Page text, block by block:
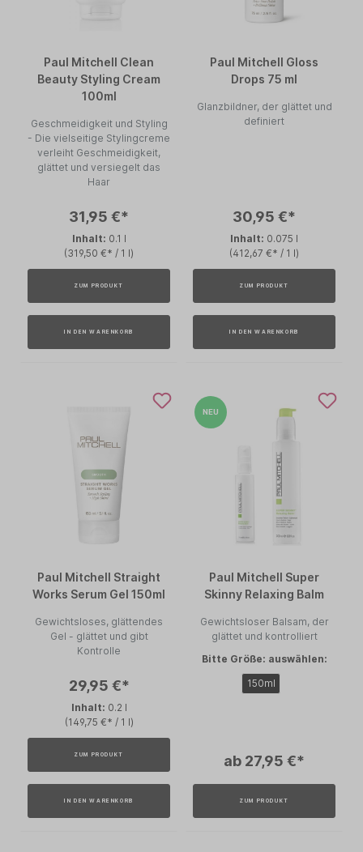
Paul Mitchell Clean
Beauty Styling Cream
100ml
Geschmeidigkeit und Styling
- Die vielseitige Stylingcreme
verleiht Geschmeidigkeit,
glättet und versiegelt das
Haar
31,95 €*
Inhalt: 0.1 l
(319,50 €* / 1 l)
ZUM PRODUKT
IN DEN WARENKORB
Paul Mitchell Gloss
Drops 75 ml
Glanzbildner, der glättet und
definiert
30,95 €*
Inhalt: 0.075 l
(412,67 €* / 1 l)
ZUM PRODUKT
IN DEN WARENKORB
Paul Mitchell Straight
Works Serum Gel 150ml
Gewichtsloses, glättendes
Gel - glättet und gibt
Kontrolle
29,95 €*
Inhalt: 0.2 l
(149,75 €* / 1 l)
ZUM PRODUKT
IN DEN WARENKORB
NEU
Paul Mitchell Super
Skinny Relaxing Balm
Gewichtsloser Balsam, der
glättet und kontrolliert
Bitte Größe: auswählen:
150ml
ab 27,95 €*
ZUM PRODUKT